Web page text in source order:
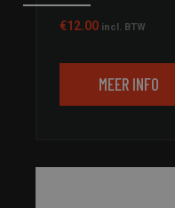
€12.00 incl. BTW
MEER INFO